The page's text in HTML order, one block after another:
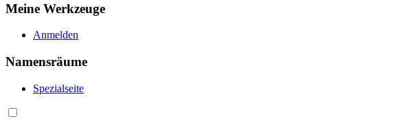
Meine Werkzeuge
Anmelden
Namensräume
Spezialseite